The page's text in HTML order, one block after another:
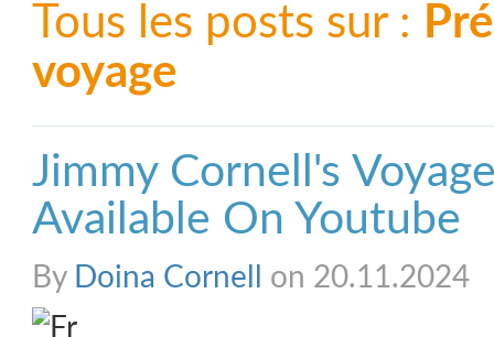
Tous les posts sur :
voyage
Jimmy Cornell's
Available On Youtube
By Doina Cornell on 20.11.2024